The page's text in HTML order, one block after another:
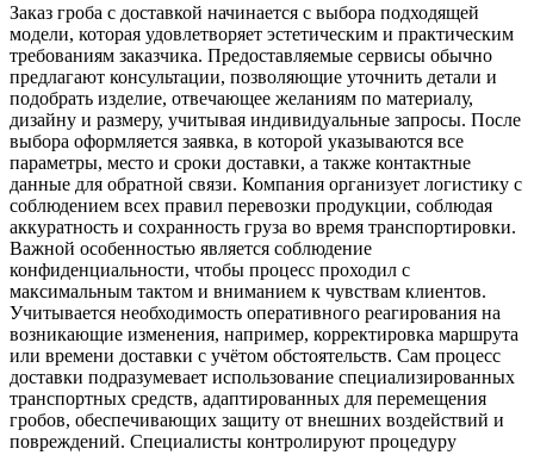
Заказ гроба с доставкой начинается с выбора подходящей
модели, которая удовлетворяет эстетическим и практическим
требованиям заказчика. Предоставляемые сервисы обычно
предлагают консультации, позволяющие уточнить детали и
подобрать изделие, отвечающее желаниям по материалу,
дизайну и размеру, учитывая индивидуальные запросы. После
выбора оформляется заявка, в которой указываются все
параметры, место и сроки доставки, а также контактные
данные для обратной связи. Компания организует логистику с
соблюдением всех правил перевозки продукции, соблюдая
аккуратность и сохранность груза во время транспортировки.
Важной особенностью является соблюдение
конфиденциальности, чтобы процесс проходил с
максимальным тактом и вниманием к чувствам клиентов.
Учитывается необходимость оперативного реагирования на
возникающие изменения, например, корректировка маршрута
или времени доставки с учётом обстоятельств. Сам процесс
доставки подразумевает использование специализированных
транспортных средств, адаптированных для перемещения
гробов, обеспечивающих защиту от внешних воздействий и
повреждений. Специалисты контролируют процедуру